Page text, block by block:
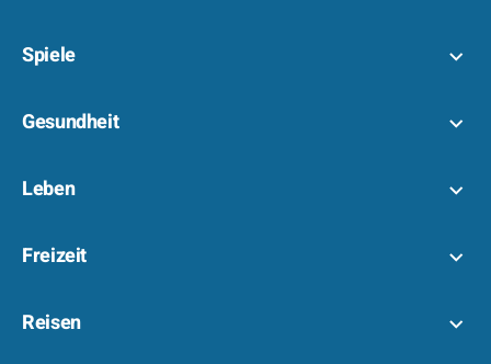
Spiele
Gesundheit
Leben
Freizeit
Reisen